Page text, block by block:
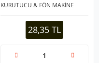
KURUTUCU & FÖN MAKİNE
ASKISI ( YAPIŞKANLI & DUVARA
MONTE )*3628,35 TL